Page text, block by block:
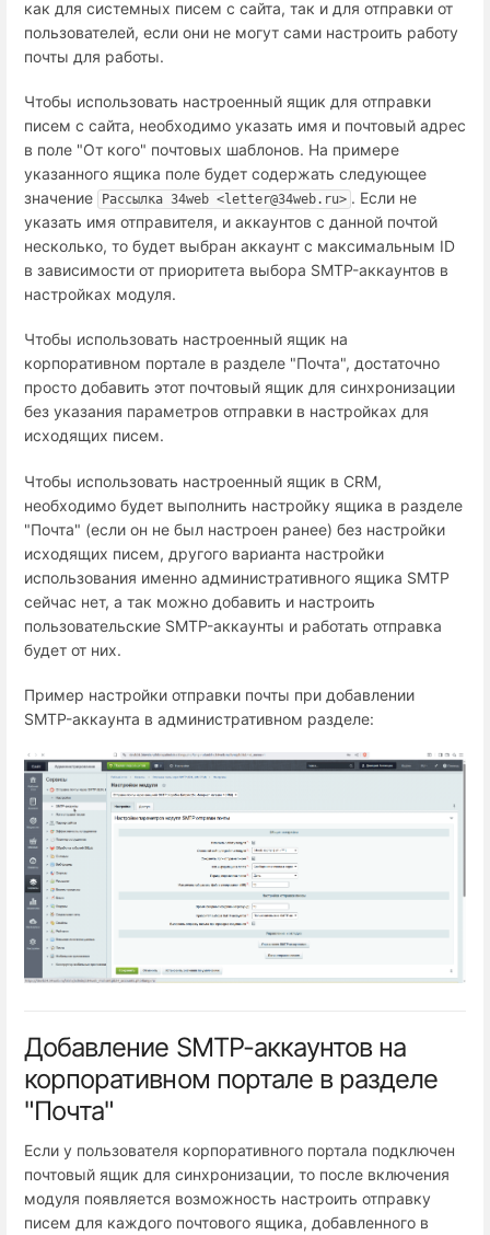
как для системных писем с сайта, так и для отправки от
пользователей, если они не могут сами настроить работу
почты для работы.
Чтобы использовать настроенный ящик для отправки
писем с сайта, необходимо указать имя и почтовый адрес
в поле "От кого" почтовых шаблонов. На примере
указанного ящика поле будет содержать следующее
значение
Рассылка 34web <letter@34web.ru> . Если не
указать имя отправителя, и аккаунтов с данной почтой
несколько, то будет выбран аккаунт с максимальным ID
в зависимости от приоритета выбора SMTP-аккаунтов в
настройках модуля.
Чтобы использовать настроенный ящик на
корпоративном портале в разделе "Почта", достаточно
просто добавить этот почтовый ящик для синхронизации
без указания параметров отправки в настройках для
исходящих писем.
Чтобы использовать настроенный ящик в CRM,
необходимо будет выполнить настройку ящика в разделе
"Почта" (если он не был настроен ранее) без настройки
исходящих писем, другого варианта настройки
использования именно административного ящика SMTP
сейчас нет, а так можно добавить и настроить
пользовательские SMTP-аккаунты и работать отправка
будет от них.
Пример настройки отправки почты при добавлении
SMTP-аккаунта в административном разделе:
Добавление SMTP-аккаунтов на
корпоративном портале в разделе
"Почта"
Если у пользователя корпоративного портала подключен
почтовый ящик для синхронизации, то после включения
модуля появляется возможность настроить отправку
писем для каждого почтового ящика, добавленного в